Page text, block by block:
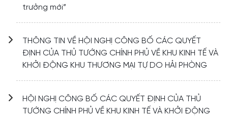
trưởng mới”
THÔNG TIN VỀ HỘI NGHỊ CÔNG BỐ CÁC QUYẾT
ĐỊNH CỦA THỦ TƯỚNG CHÍNH PHỦ VỀ KHU KINH TẾ VÀ
KHỞI ĐỘNG KHU THƯƠNG MẠI TỰ DO HẢI PHÒNG
HỘI NGHỊ CÔNG BỐ CÁC QUYẾT ĐỊNH CỦA THỦ
TƯỚNG CHÍNH PHỦ VỀ KHU KINH TẾ VÀ KHỞI ĐỘNG